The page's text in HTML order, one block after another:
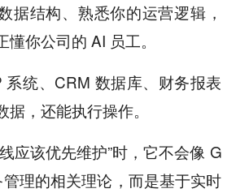
据结构、熟悉你的运营逻辑，
你公司的 AI 员工。
统、CRM 数据库、财务报表
，还能执行操作。
应该优先维护”时，它不会像 G
理的相关理论，而是基于实时